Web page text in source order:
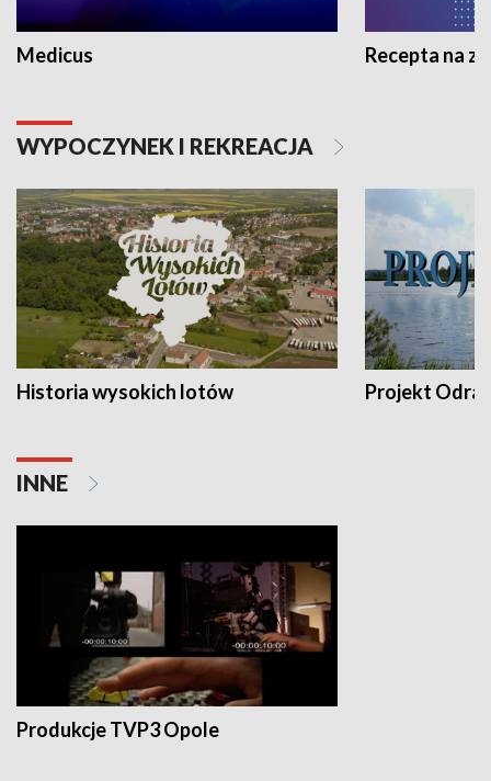
Medicus Recepta na
WYPOCZYNEK I REKREACJA
Historia wysokich lotów Projekt Odra
INNE
Produkcje TVP3 Opole